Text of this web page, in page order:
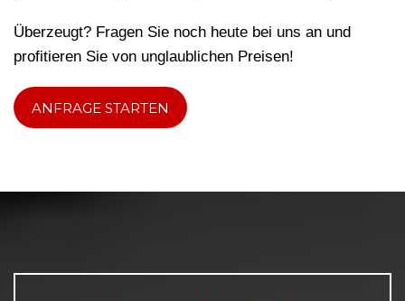
Überzeugt? Fragen Sie noch heute bei uns an und
profitieren Sie von unglaublichen Preisen!
ANFRAGE STARTEN